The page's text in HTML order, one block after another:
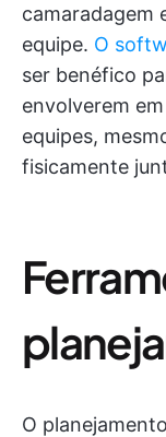
camaradagem
equipe. O
ser benéfico
envolverem
equipes,
fisicamente
O